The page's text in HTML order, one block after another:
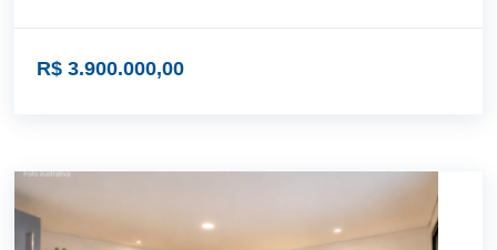
R$ 3.900.000,00